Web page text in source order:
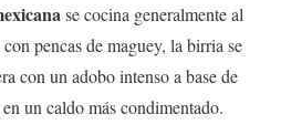
se cocina generalmente al
pencas de maguey, la birria se
con un adobo intenso a base de
un caldo más condimentado.